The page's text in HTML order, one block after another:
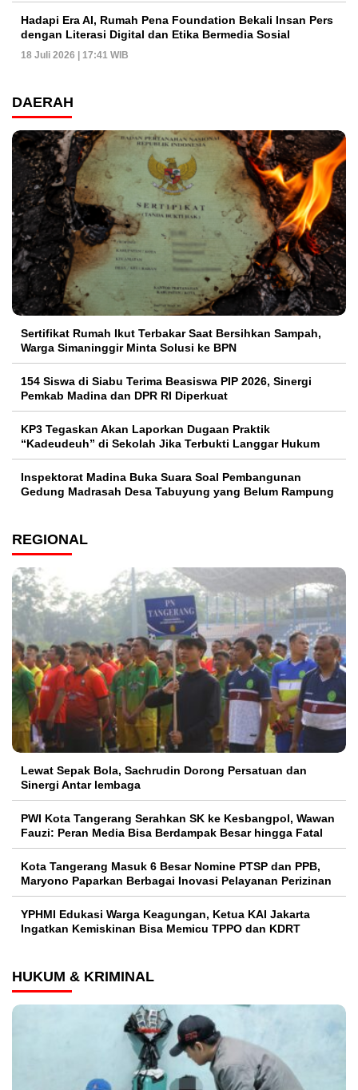
Hadapi Era AI, Rumah Pena Foundation Bekali Insan Pers
dengan Literasi Digital dan Etika Bermedia Sosial
18 Juli 2026 | 17:41 WIB
DAERAH
Sertifikat Rumah Ikut Terbakar Saat Bersihkan Sampah,
Warga Simaninggir Minta Solusi ke BPN
154 Siswa di Siabu Terima Beasiswa PIP 2026, Sinergi
Pemkab Madina dan DPR RI Diperkuat
KP3 Tegaskan Akan Laporkan Dugaan Praktik
“Kadeudeuh” di Sekolah Jika Terbukti Langgar Hukum
Inspektorat Madina Buka Suara Soal Pembangunan
Gedung Madrasah Desa Tabuyung yang Belum Rampung
REGIONAL
Lewat Sepak Bola, Sachrudin Dorong Persatuan dan
Sinergi Antar lembaga
PWI Kota Tangerang Serahkan SK ke Kesbangpol, Wawan
Fauzi: Peran Media Bisa Berdampak Besar hingga Fatal
Kota Tangerang Masuk 6 Besar Nomine PTSP dan PPB,
Maryono Paparkan Berbagai Inovasi Pelayanan Perizinan
YPHMI Edukasi Warga Keagungan, Ketua KAI Jakarta
Ingatkan Kemiskinan Bisa Memicu TPPO dan KDRT
HUKUM & KRIMINAL